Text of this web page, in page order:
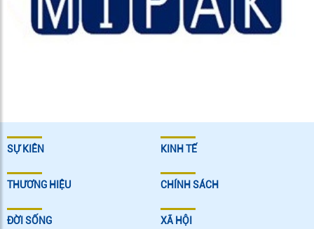
SỰ KIÊN KINH TẾ
THƯƠNG HIỆU CHÍNH SÁCH
ĐỜI SỐNG XÃ HỘI